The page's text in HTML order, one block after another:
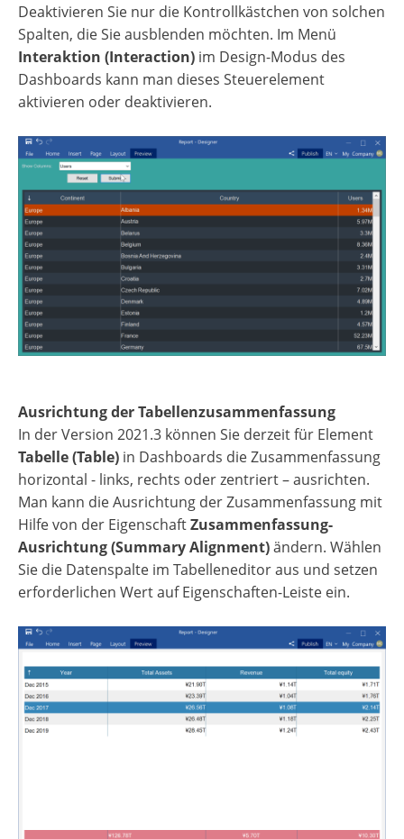
Deaktivieren Sie nur die Kontrollkästchen von solchen
Spalten, die Sie ausblenden möchten. Im Menü
Interaktion (Interaction) im Design-Modus des
Dashboards kann man dieses Steuerelement
aktivieren oder deaktivieren.
Ausrichtung der Tabellenzusammenfassung
In der Version 2021.3 können Sie derzeit für Element
Tabelle (Table) in Dashboards die Zusammenfassung
horizontal - links, rechts oder zentriert – ausrichten.
Man kann die Ausrichtung der Zusammenfassung mit
Hilfe von der EigenschaftZusammenfassung-
Ausrichtung (Summary Alignment)ändern. Wählen
Sie die Datenspalte im Tabelleneditor aus und setzen
erforderlichen Wert auf Eigenschaften-Leiste ein.